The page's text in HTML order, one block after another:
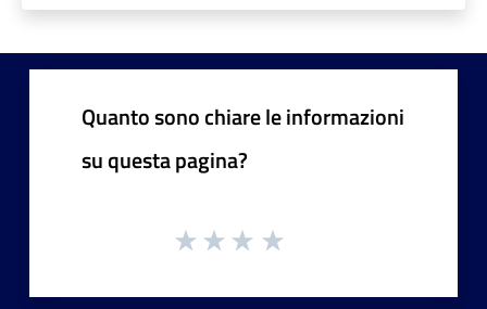
Quanto sono chiare le informazioni
su questa pagina?